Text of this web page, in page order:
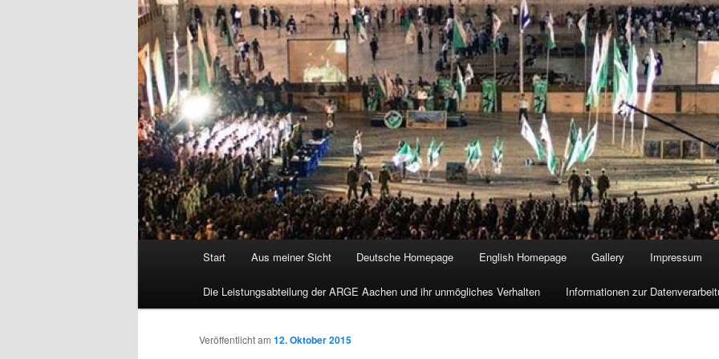
Start Aus meiner Sicht Deutsche Homepage English Homepage Gallery Impressum
Die Leistungsabteilung der ARGE Aachen und ihr unmögliches Verhalten Informationen zur
Veröffentlicht am 12. Oktober 2015